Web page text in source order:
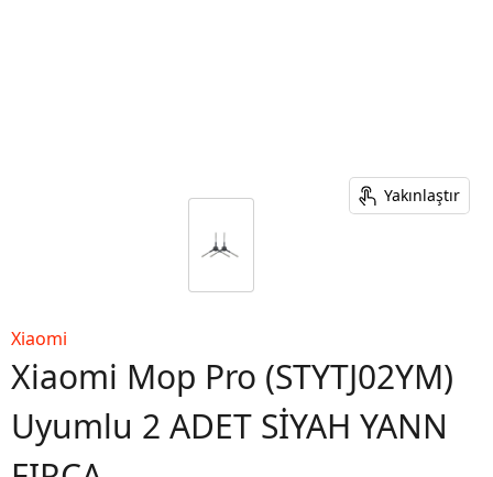
Yakınlaştır
Xiaomi
Xiaomi Mop Pro (STYTJ02YM)
Uyumlu 2 ADET SİYAH YANN